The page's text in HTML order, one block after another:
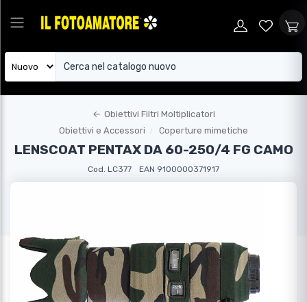
← Obiettivi Filtri Moltiplicatori
Obiettivi e Accessori
Coperture mimetiche
LENSCOAT PENTAX DA 60-250/4 FG CAMO
Cod. LC377 EAN 9100000371917